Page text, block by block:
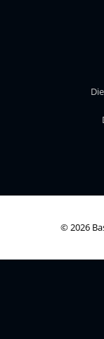
© 2026